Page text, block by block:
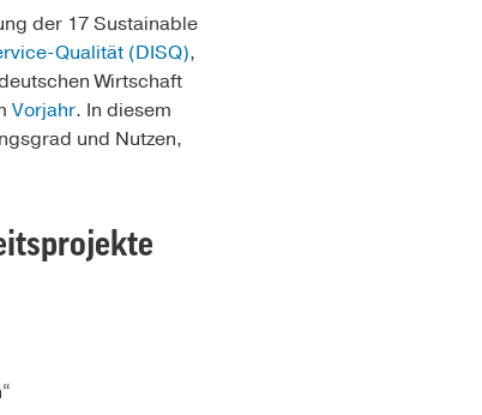
der 17 Sustainable
Qualität (DISQ),
Wirtschaft
Vorjahr. In diesem
und Nutzen,